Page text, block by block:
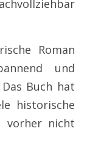
Roman
und
Buch hat
historische
vorher nicht